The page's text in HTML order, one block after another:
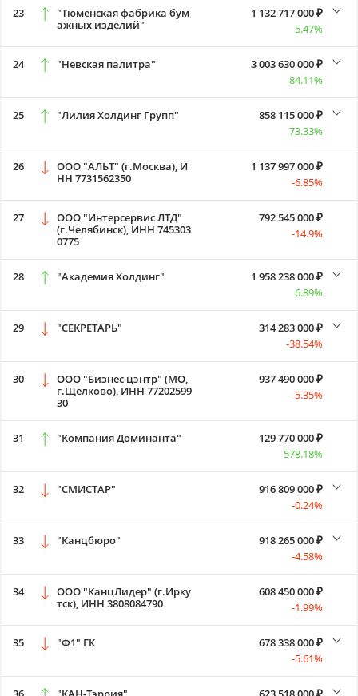
23
"Тюменская фабрика бум
ажных изделий"
1 132 717 000 ₽
5.47%
24 "Невская палитра"
3 003 630 000 ₽
84.11%
25 "Лилия Холдинг Групп"
858 115 000 ₽
73.33%
26
ООО "АЛЬТ" (г.Москва), И
НН 7731562350
1 137 997 000 ₽
-6.85%
27
ООО "Интерсервис ЛТД"
(г.Челябинск), ИНН 745303
0775
792 545 000 ₽
-14.9%
28 "Академия Холдинг"
1 958 238 000 ₽
6.89%
29 "СЕКРЕТАРЬ"
314 283 000 ₽
-38.54%
30
ООО "Бизнес цэнтр" (МО,
г.Щёлково), ИНН 77202599
30
937 490 000 ₽
-5.35%
31 "Компания Доминанта"
129 770 000 ₽
578.18%
32 "СМИСТАР"
916 809 000 ₽
-0.24%
33 "Канцбюро"
918 265 000 ₽
-4.58%
34
ООО "КанцЛидер" (г.Ирку
тск), ИНН 3808084790
608 450 000 ₽
-1.99%
35 "Ф1" ГК
678 338 000 ₽
-5.61%